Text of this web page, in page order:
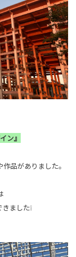
ン』
品がありました。
ました❕